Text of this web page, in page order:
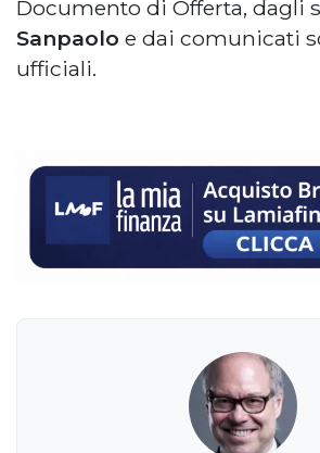
Documento di Offerta, dagli
Sanpaolo e dai comunicati
ufficiali.